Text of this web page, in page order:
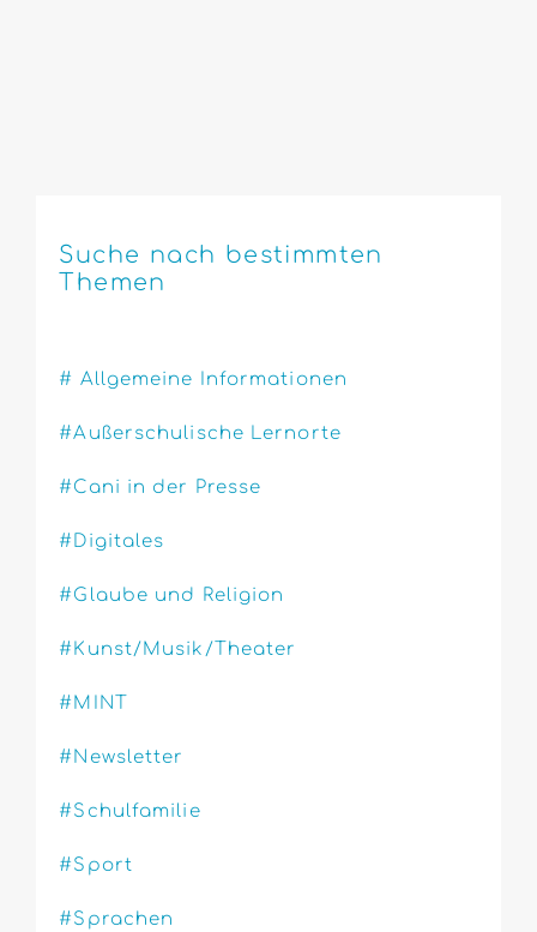
Suche nach bestimmten
Themen
# Allgemeine Informationen
#Außerschulische Lernorte
#Cani in der Presse
#Digitales
#Glaube und Religion
#Kunst/Musik/Theater
#MINT
#Newsletter
#Schulfamilie
#Sport
#Sprachen